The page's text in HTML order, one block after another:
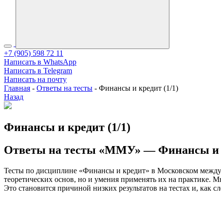
+7 (905) 598 72 11
Написать в WhatsApp
Написать в Telegram
Написать на почту
Главная - Ответы на тесты - Финансы и кредит (1/1)
Назад
Финансы и кредит (1/1)
Ответы на тесты «ММУ» — Финансы и
Тесты по дисциплине «Финансы и кредит» в Московском
теоретических основ, но и умения применять их на практике.
Это становится причиной низких результатов на тестах и, как